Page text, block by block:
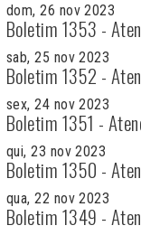
dom, 26 nov 2023
Boletim 1353 -
sab, 25 nov 2023
Boletim 1352 -
sex, 24 nov 2023
Boletim 1351 -
qui, 23 nov 2023
Boletim 1350 -
qua, 22 nov 2023
Boletim 1349 -